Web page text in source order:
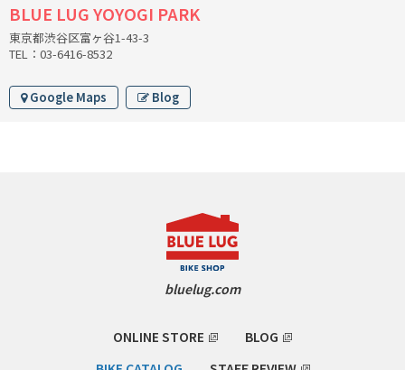
BLUE LUG YOYOGI PARK
東京都渋谷区富ヶ谷1-43-3
TEL：03-6416-8532
Google Maps Blog
LA MARCHE
LOW BICYCLES
OCEAN AIR CYCLES
RAWLAND CYCLES
RETROTECbluelug.com
ONLINE STORE
BLOG